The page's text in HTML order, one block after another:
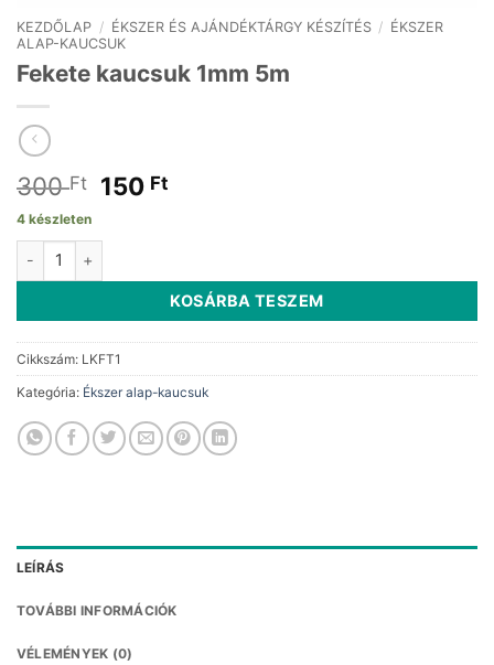
KEZDŐLAP / ÉKSZER ÉS AJÁNDÉKTÁRGY KÉSZÍTÉS / ÉKSZER
ALAP-KAUCSUK
Fekete kaucsuk 1mm 5m
300Ft
Original
was:
150 FtCurrent
4 készleten
Fekete kaucsuk 1mm 5m mennyiség
KOSÁRBA TESZEM
Cikkszám: LKFT1
Kategória: Ékszer alap-kaucsuk
LEÍRÁS
TOVÁBBI INFORMÁCIÓK
VÉLEMÉNYEK (0)